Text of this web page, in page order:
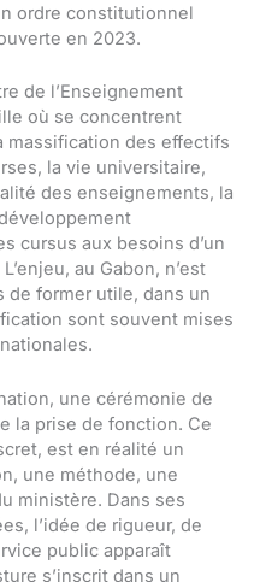
ordre constitutionnel
en 2023.
de l’Enseignement
où se concentrent
massification des effectifs
la vie universitaire,
des enseignements, la
cursus aux besoins d’un
au Gabon, n’est
de former utile, dans un
sont souvent mises
une cérémonie de
la prise de fonction. Ce
est en réalité un
une méthode, une
ministère. Dans ses
l’idée de rigueur, de
public apparaît
s’inscrit dans un